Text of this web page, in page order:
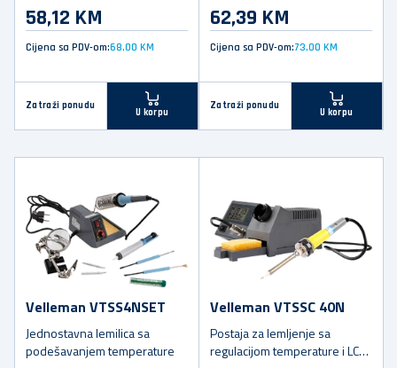
58,12 KM
Cijena sa PDV-om:68,00 KM
Zatraži ponudu
U korpu
62,39 KM
Cijena sa PDV-om:73,00 KM
Zatraži ponudu
U korpu
Velleman VTSS4NSET
Jednostavna lemilica sa
podešavanjem temperature
Velleman VTSSC 40N
Postaja za lemljenje sa
regulacijom temperature i LCD